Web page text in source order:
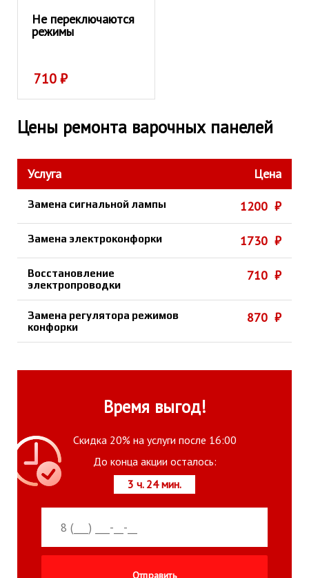
Не переключаются
режимы
710₽
Цены ремонта варочных панелей
Услуга Цена
Замена сигнальной лампы 1200 ₽
Замена электроконфорки 1730 ₽
Восстановление
электропроводки
710 ₽
Замена регулятора режимов
конфорки
870 ₽
Время выгод!
Скидка 20% на услуги после 16:00
До конца акции осталось:
3 ч. 24 мин.